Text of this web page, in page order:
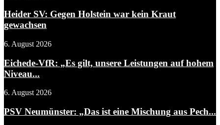
Heider SV: Gegen Holstein war kein Kraut
gewachsen
6. August 2026
Eichede-VfR: „Es gilt, unsere Leistungen auf hohem
Niveau...
6. August 2026
PSV Neumünster: „Das ist eine Mischung aus Pech...